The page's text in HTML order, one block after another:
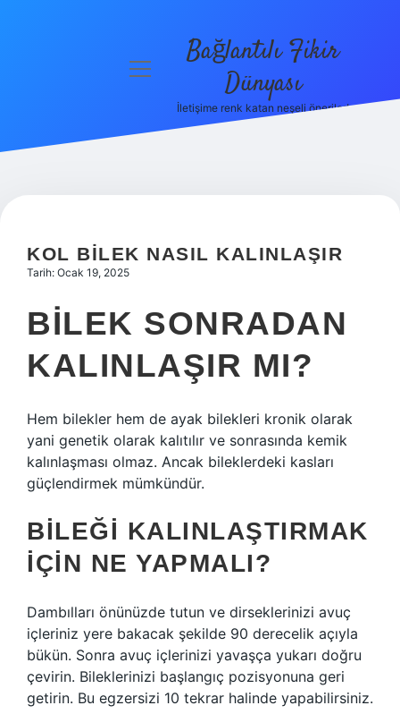
Hakkımızda
menüyü
Bağlantılı Fikir
Dünyası
İletişime renk katan neşeli öneriler!
KOL BILEK NASIL KALINLAŞIR
Tarih: Ocak 19, 2025
BILEK SONRADAN
KALINLAŞIR MI?
Hem bilekler hem de ayak bilekleri kronik olarak
yani genetik olarak kalıtılır ve sonrasında kemik
kalınlaşması olmaz. Ancak bileklerdeki kasları
güçlendirmek mümkündür.
BILEĞI KALINLAŞTIRMAK
IÇIN NE YAPMALI?
Dambılları önünüzde tutun ve dirseklerinizi avuç
içleriniz yere bakacak şekilde 90 derecelik açıyla
bükün. Sonra avuç içlerinizi yavaşça yukarı doğru
çevirin. Bileklerinizi başlangıç ​​pozisyonuna geri
getirin. Bu egzersizi 10 tekrar halinde yapabilirsiniz.